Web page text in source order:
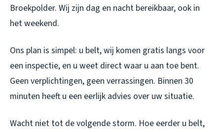
Broekpolder. Wij zijn dag en nacht bereikbaar, ook in
het weekend.
Ons plan is simpel: u belt, wij komen gratis langs voor
een inspectie, en u weet direct waar u aan toe bent.
Geen verplichtingen, geen verrassingen. Binnen 30
minuten heeft u een eerlijk advies over uw situatie.
Wacht niet tot de volgende storm. Hoe eerder u belt,